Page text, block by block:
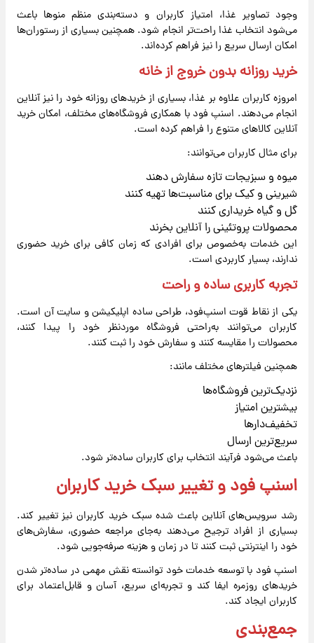
وجود تصاویر غذا، امتیاز کاربران و دسته‌بندی منظم منوها باعث
می‌شود انتخاب غذا راحت‌تر انجام شود. همچنین بسیاری از رستوران‌ها
امکان ارسال سریع را نیز فراهم کرده‌اند.
خرید روزانه بدون خروج از خانه
امروزه کاربران علاوه بر غذا، بسیاری از خریدهای روزانه خود را نیز آنلاین
انجام می‌دهند. اسنپ ‌فود با همکاری فروشگاه‌های مختلف، امکان خرید
آنلاین کالاهای متنوع را فراهم کرده است.
برای مثال کاربران می‌توانند:
میوه و سبزیجات تازه سفارش دهند
شیرینی و کیک برای مناسبت‌ها تهیه کنند
گل و گیاه خریداری کنند
محصولات پروتئینی را آنلاین بخرند
این خدمات به‌خصوص برای افرادی که زمان کافی برای خرید حضوری
ندارند، بسیار کاربردی است.
تجربه کاربری ساده و راحت
یکی از نقاط قوت اسنپ‌فود، طراحی ساده اپلیکیشن و سایت آن است.
کاربران می‌توانند به‌راحتی فروشگاه موردنظر خود را پیدا کنند،
محصولات را مقایسه کنند و سفارش خود را ثبت کنند.
همچنین فیلترهای مختلف مانند:
نزدیک‌ترین فروشگاه‌ها
بیشترین امتیاز
تخفیف‌دارها
سریع‌ترین ارسال
باعث می‌شود فرآیند انتخاب برای کاربران ساده‌تر شود.
اسنپ ‌فود و تغییر سبک خرید کاربران
رشد سرویس‌های آنلاین باعث شده سبک خرید کاربران نیز تغییر کند.
بسیاری از افراد ترجیح می‌دهند به‌جای مراجعه حضوری، سفارش‌های
خود را اینترنتی ثبت کنند تا در زمان و هزینه صرفه‌جویی شود.
اسنپ ‌فود با توسعه خدمات خود توانسته نقش مهمی در ساده‌تر شدن
خریدهای روزمره ایفا کند و تجربه‌ای سریع، آسان و قابل‌اعتماد برای
کاربران ایجاد کند.
جمع‌بندی